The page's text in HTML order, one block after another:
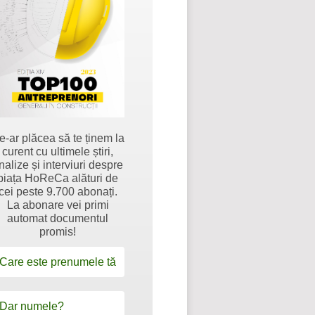
ar plăcea să te ținem la
curent cu ultimele știri,
și interviuri despre
HoReCa alături de
peste 9.700 abonați.
La abonare vei primi
automat documentul
promis!